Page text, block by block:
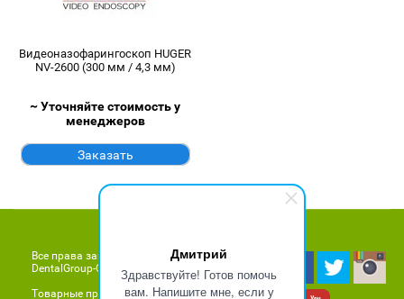
Дмитрий
Здравствуйте! Готов помочь
вам. Напишите мне, если у
Видеоназофарингоскоп HUGER
NV-2600 (300 мм / 4,3 мм)
~ Уточняйте стоимость у
менеджеров
Заказать
Все права защищены © 2011 - 2026
DentalGroup-Company.ru
Товарные предложения,